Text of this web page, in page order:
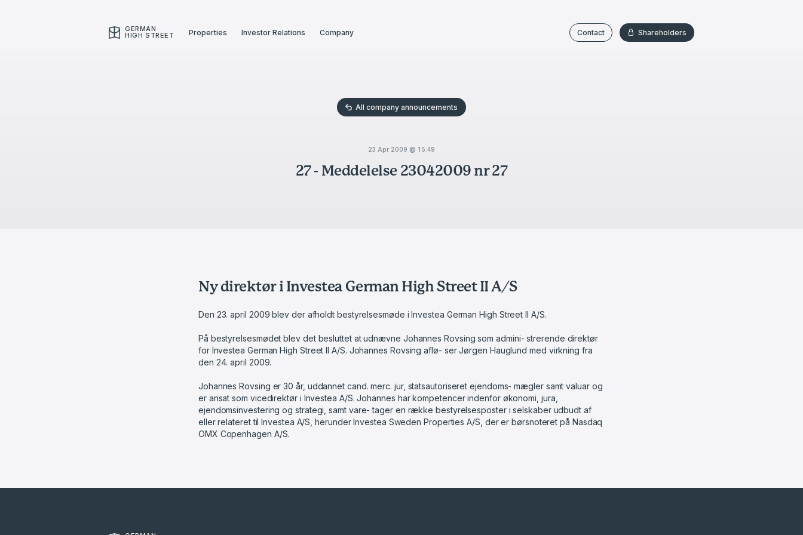
GERMAN
HIGH STREET Properties Investor Relations Company Contact Shareholders
All company announcements
23 Apr 2009 @ 15:49
27 - Meddelelse 23042009 nr 27
Ny direktør i Investea German High Street II A/S
Den 23. april 2009 blev der afholdt bestyrelsesmøde i Investea German High Street II A/S.
På bestyrelsesmødet blev det besluttet at udnævne Johannes Rovsing som admini- strerende direktør
for Investea German High Street II A/S. Johannes Rovsing aflø- ser Jørgen Hauglund med virkning fra
den 24. april 2009.
Johannes Rovsing er 30 år, uddannet cand. merc. jur, statsautoriseret ejendoms- mægler samt valuar og
er ansat som vicedirektør i Investea A/S. Johannes har kompetencer indenfor økonomi, jura,
ejendomsinvestering og strategi, samt vare- tager en række bestyrelsesposter i selskaber udbudt af
eller relateret til Investea A/S, herunder Investea Sweden Properties A/S, der er børsnoteret på Nasdaq
OMX Copenhagen A/S.